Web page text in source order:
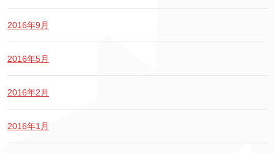
2016年9月
2016年5月
2016年2月
2016年1月